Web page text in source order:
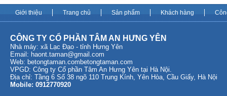
Giới thiệu Trang chủ Sản phẩm Khách hàng
CÔNG TY CỔ PHẦN TÂM AN HƯNG YÊN
Nhà máy: xã Lạc Đạo - tỉnh Hưng Yên
Email: haont.taman@gmail.com
Web: betongtaman.com betongtaman.com
VPGD: Công ty Cổ phần Tâm An Hưng Yên tại Hà Nội.
Địa chỉ: Tầng 6 Số 38 ngõ 110 Trung Kính, Yên Hòa, Cầu Giấy, Hà Nội
Mobile: 0912770920